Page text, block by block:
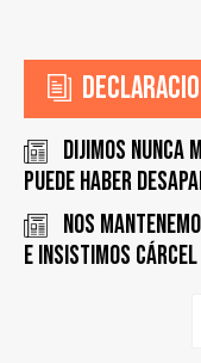
Dijimos Nunca
puede haber
Nos
e insistimos